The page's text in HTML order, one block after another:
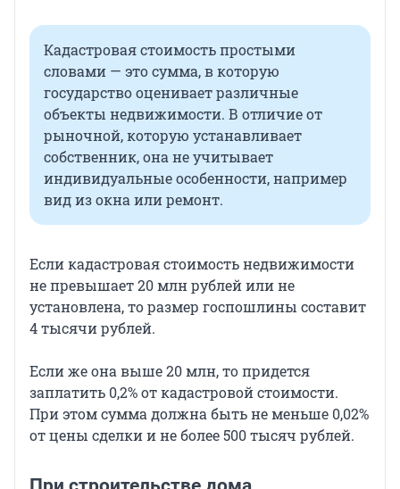
Кадастровая стоимость простыми
словами — это сумма, в которую
государство оценивает различные
объекты недвижимости. В отличие от
рыночной, которую устанавливает
собственник, она не учитывает
индивидуальные особенности, например
вид из окна или ремонт.
Если кадастровая стоимость недвижимости
не превышает 20 млн рублей или не
установлена, то размер госпошлины составит
4 тысячи рублей.
Если же она выше 20 млн, то придется
заплатить 0,2% от кадастровой стоимости.
При этом сумма должна быть не меньше 0,02%
от цены сделки и не более 500 тысяч рублей.